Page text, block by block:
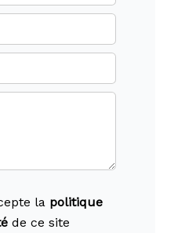
la politique
de ce site